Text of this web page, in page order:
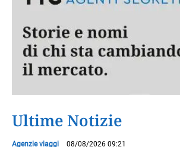
Ultime Notizie
Agenzie viaggi 08/08/2026 09:21